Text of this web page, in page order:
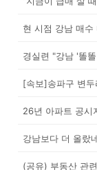
현 시점 강남 매수
경실련 "강남 '똘
[속보]송파구 변
26년 아파트 공시
강남보다 더 올랐
(공유) 부동산 관